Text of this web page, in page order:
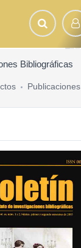
Bibliográficas
Publicaciones